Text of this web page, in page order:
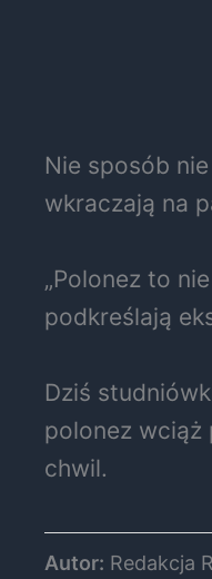
Nie sposób
wkraczają na
„Polonez to
podkreślają
Dziś
polonez
chwil.
Autor: Redakcja